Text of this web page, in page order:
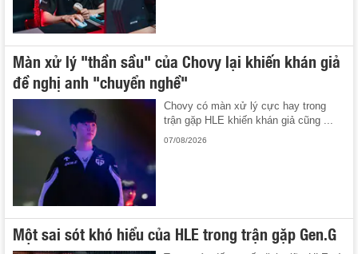
Màn xử lý "thần sầu" của Chovy lại khiến khán giả
đề nghị anh "chuyển nghề"
Chovy có màn xử lý cực hay trong
trận gặp HLE khiến khán giả cũng ...
07/08/2026
Một sai sót khó hiểu của HLE trong trận gặp Gen.G